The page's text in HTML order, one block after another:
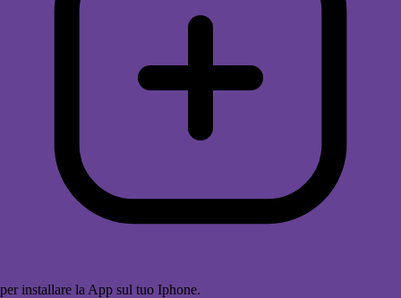
per installare la App sul tuo Iphone.